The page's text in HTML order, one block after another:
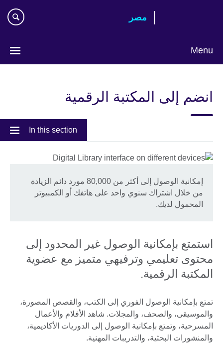
مصر‎
Menu
انضم إلى المكتبة الرقمية
In this section
إمكانية الوصول إلى أكثر من 80,000 مورد دائم الزيادة
من خلال اشتراك سنوي واحد على هاتفك أو الكمبيوتر
المحمول لديك.
استمتع بإمكانية الوصول غير المحدود إلى
محتوى تعليمي وترفيهي متميز مع عضوية
المكتبة الرقمية.
تمتع بإمكانية الوصول الفوري إلى الكتب، والقصص المصورة،
والموسيقى، والصحف، والمجلات. شاهد الأفلام والأعمال
المسرحية، وتمتع بإمكانية الوصول إلى الدوريات الأكاديمية،
والمنشورات البحثية، والتدريبات المهنية.